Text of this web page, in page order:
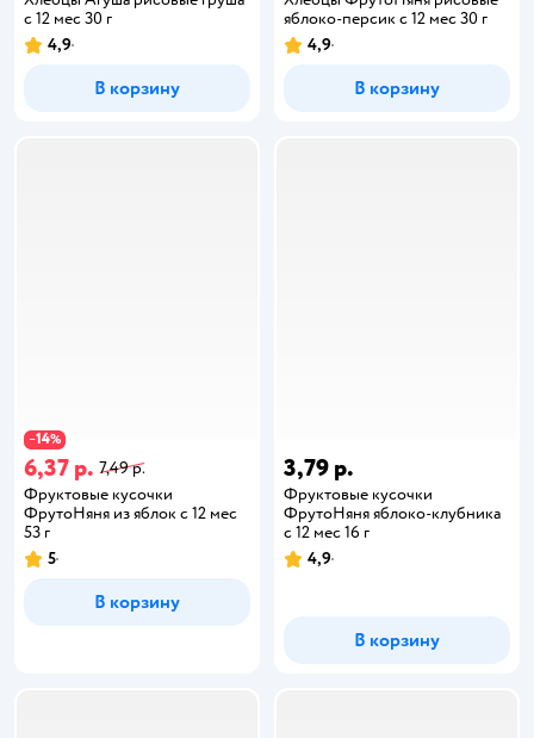
с 12 мес 30 г
4,9
В корзину
яблоко-персик с 12 мес 30 г
4,9
В корзину
−14%
6,37 р. 7,49 р.
Фруктовые кусочки
ФрутоНяня из яблок с 12 мес
53 г
5
В корзину
3,79 р.
Фруктовые кусочки
ФрутоНяня яблоко-клубника
с 12 мес 16 г
4,9
В корзину